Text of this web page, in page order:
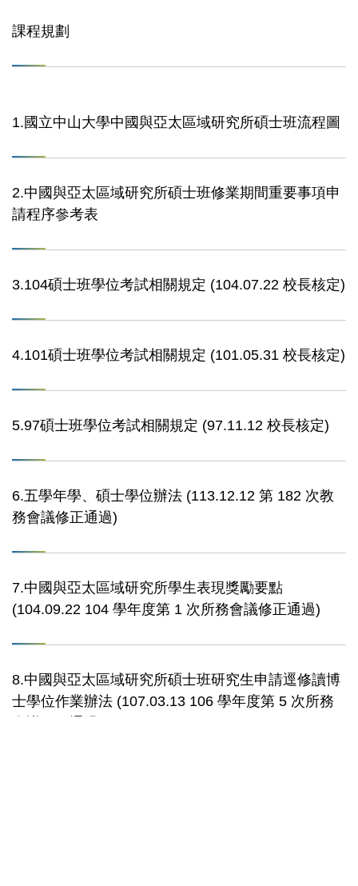
課程規劃
1.國立中山大學中國與亞太區域研究所碩士班流程圖
2.中國與亞太區域研究所碩士班修業期間重要事項申
請程序參考表
3.104碩士班學位考試相關規定 (104.07.22 校長核定)
4.101碩士班學位考試相關規定 (101.05.31 校長核定)
5.97碩士班學位考試相關規定 (97.11.12 校長核定)
6.五學年學、碩士學位辦法 (113.12.12 第 182 次教
務會議修正通過)
7.中國與亞太區域研究所學生表現獎勵要點
(104.09.22 104 學年度第 1 次所務會議修正通過)
8.中國與亞太區域研究所碩士班研究生申請逕修讀博
士學位作業辦法 (107.03.13 106 學年度第 5 次所務